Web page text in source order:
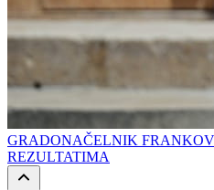
GRADONAČELNIK
REZULTATIMA